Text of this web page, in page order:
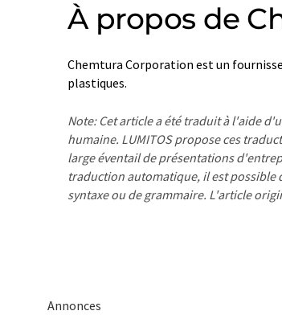
À propos de
Chemtura Corporation est un
plastiques.
Note: Cet article a été traduit à l'aide
humaine. LUMITOS propose ces
large éventail de présentations
traduction automatique, il est possible
syntaxe ou de grammaire. L'article
Annonces